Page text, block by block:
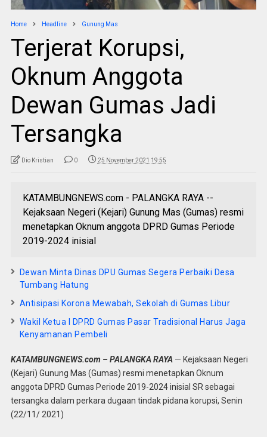
Home Headline Gunung Mas
Terjerat Korupsi,
Oknum Anggota
Dewan Gumas Jadi
Tersangka
Dio Kristian 0 25 November 2021 19:55
KATAMBUNGNEWS.com - PALANGKA RAYA --
Kejaksaan Negeri (Kejari) Gunung Mas (Gumas) resmi
menetapkan Oknum anggota DPRD Gumas Periode
2019-2024 inisial
Dewan Minta Dinas DPU Gumas Segera Perbaiki Desa
Tumbang Hatung
Antisipasi Korona Mewabah, Sekolah di Gumas Libur
Wakil Ketua I DPRD Gumas Pasar Tradisional Harus Jaga
Kenyamanan Pembeli
KATAMBUNGNEWS.com – PALANGKA RAYA— Kejaksaan Negeri
(Kejari) Gunung Mas (Gumas) resmi menetapkan Oknum
anggota DPRD Gumas Periode 2019-2024 inisial SR sebagai
tersangka dalam perkara dugaan tindak pidana korupsi, Senin
(22/11/ 2021)